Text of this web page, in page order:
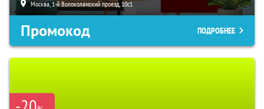
Москва, 1-й Волоколамский проезд, 10с1
Промокод ПОДРОБНЕЕ